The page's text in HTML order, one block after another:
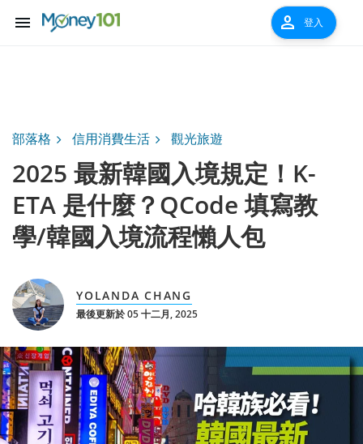
menu person 登入
部落格 信用消費生活 觀光旅遊
2025 最新韓國入境規定！K-
ETA 是什麼？QCode 填寫教
學/韓國入境流程懶人包
YOLANDA CHANG
最後更新於 05 十二月, 2025